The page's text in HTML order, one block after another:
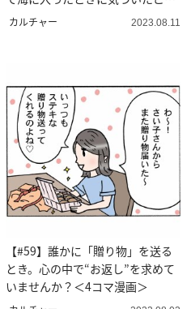
＜4コマ漫画 ＞
カルチャー 2023.08.11
【#59】誰かに「贈り物」を送る
とき。心の中で“お返し”を求めて
いませんか？＜4コマ漫画＞